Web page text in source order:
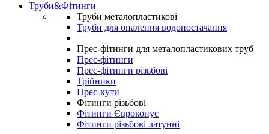
Труби&Фітинги
Труби металопластикові
Труби для опалення водопостачання
Прес-фітинги для металопластикових труб
Прес-фітинги
Прес-фітинги різьбові
Трійники
Прес-кути
Фітинги різьбові
Фітинги Євроконус
Фітинги різьбові латунні